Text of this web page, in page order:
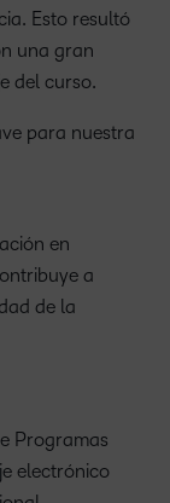
Esto resultó
una gran
del curso.
para nuestra
en
a
de la
Programas
electrónico